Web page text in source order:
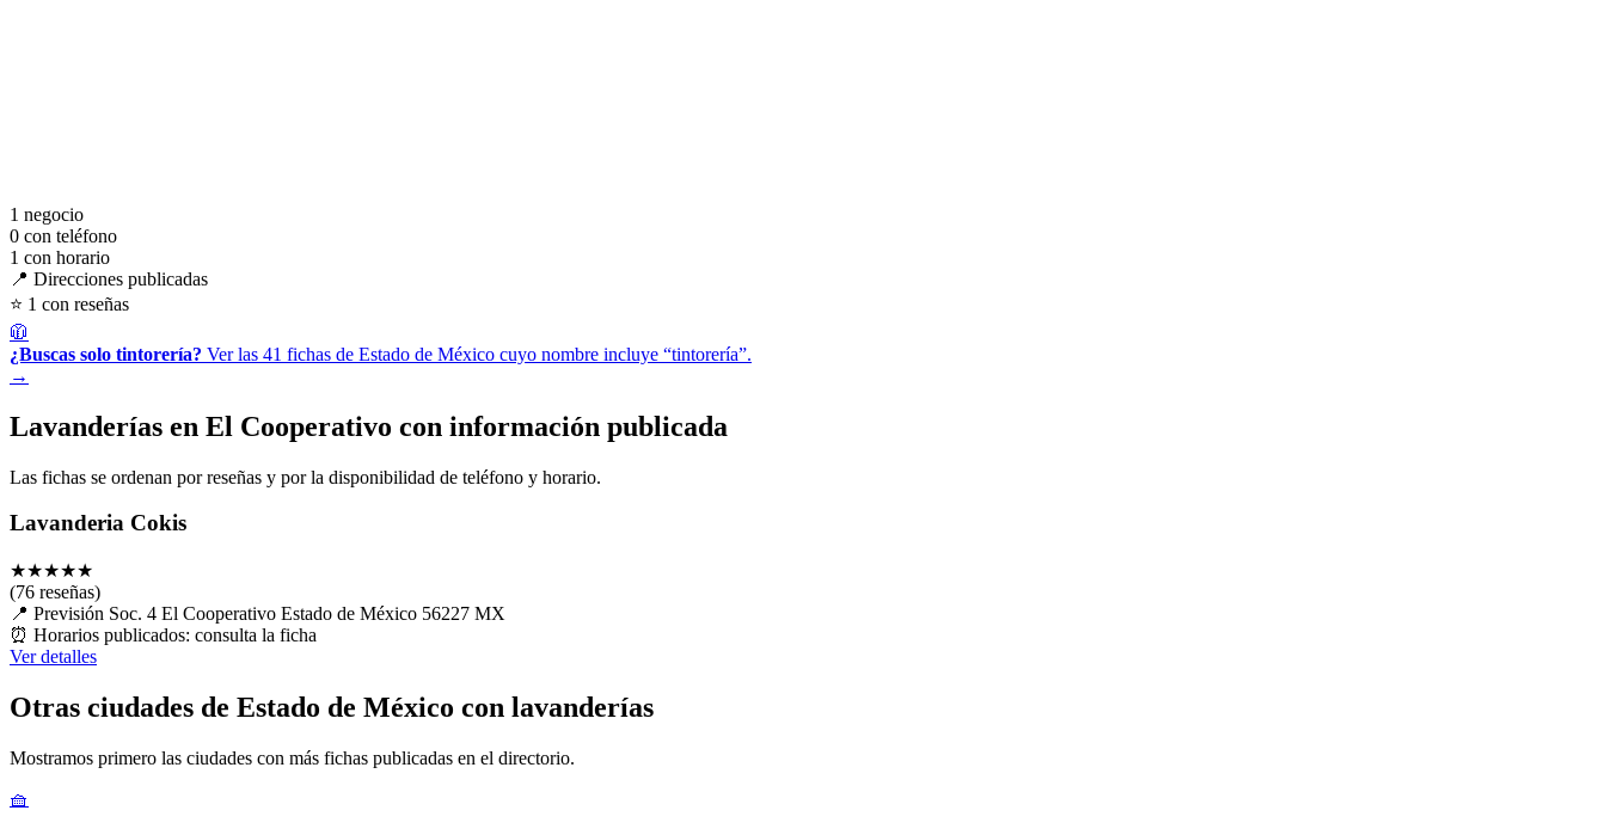
1 negocio
0 con teléfono
1 con horario
📍 Direcciones publicadas
⭐ 1 con reseñas
🧥
¿Buscas solo tintorería? Ver las 41 fichas de Estado de México cuyo nombre incluye “tintorería”.
→
Lavanderías en El Cooperativo con información publicada
Las fichas se ordenan por reseñas y por la disponibilidad de teléfono y horario.
Lavanderia Cokis
★★★★★
(76 reseñas)
📍 Previsión Soc. 4 El Cooperativo Estado de México 56227 MX
⏰ Horarios publicados: consulta la ficha
Ver detalles
Otras ciudades de Estado de México con lavanderías
Mostramos primero las ciudades con más fichas publicadas en el directorio.
🧺